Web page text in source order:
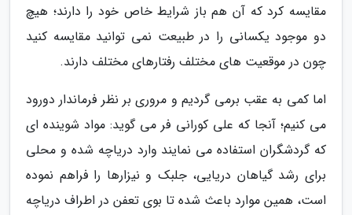
مقایسه کرد که آن هم باز شرایط خاص خود را دارند؛ هیچ
دو موجود یکسانی را در طبیعت نمی توانید مقایسه کنید
چون در موقعیت های مختلف رفتارهای مختلف دارند.
اما کمی به عقب برمی گردیم و مروری بر نظر فرماندار دورود
می کنیم؛ آنجا که علی کورانی فر می گوید: مواد شوینده ای
که گردشگران استفاده می نمایند وارد دریاچه شده و محلی
برای رشد گیاهان دریایی، جلبک و نیزارها را فراهم نموده
است، همین موارد باعث شده تا بوی تعفن در اطراف دریاچه